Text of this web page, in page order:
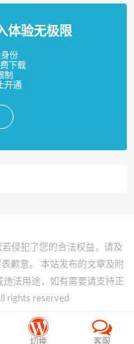
体验无极限
份
下载
制
开通
侵犯了您的合法权益，请及
歉意。 本站发布的文章及附
法用途，如有需要请支持正
rights reserved
切换 客服